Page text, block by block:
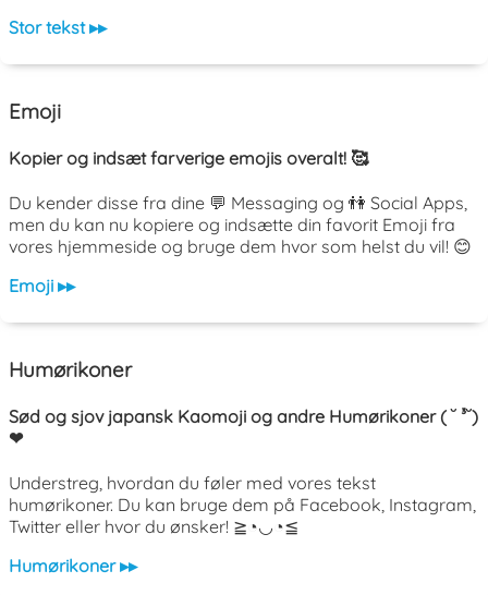
Stor tekst ▸▸
Emoji
Kopier og indsæt farverige emojis overalt! 🥰
Du kender disse fra dine 💬 Messaging og 👫 Social Apps,
men du kan nu kopiere og indsætte din favorit Emoji fra
vores hjemmeside og bruge dem hvor som helst du vil! 😊
Emoji ▸▸
Humørikoner
Sød og sjov japansk Kaomoji og andre Humørikoner ( ˘ ³˘)
❤
Understreg, hvordan du føler med vores tekst
humørikoner. Du kan bruge dem på Facebook, Instagram,
Twitter eller hvor du ønsker! ≧◔◡◔≦
Humørikoner ▸▸